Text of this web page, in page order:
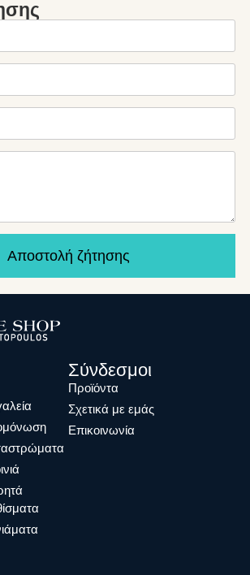
Αποστολή ζήτησης
Σύνδεσμοι
Προϊόντα
Σχετικά με εμάς
Επικοινωνία